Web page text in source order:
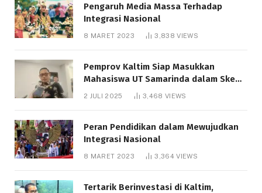
Pengaruh Media Massa Terhadap
Integrasi Nasional
8 MARET 2023 3,838VIEWS
Pemprov Kaltim Siap Masukkan
Mahasiswa UT Samarinda dalam Skema
Bantuan Pendidikan Gratispol
2 JULI 2025 3,468 VIEWS
Peran Pendidikan dalam Mewujudkan
Integrasi Nasional
8 MARET 2023 3,364VIEWS
Tertarik Berinvestasi di Kaltim,